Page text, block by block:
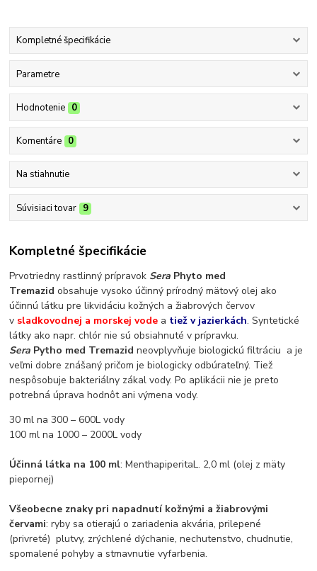
Kompletné špecifikácie
Parametre
Hodnotenie 0
Komentáre 0
Na stiahnutie
Súvisiaci tovar 9
Kompletné špecifikácie
Prvotriedny rastlinný prípravok Sera Phyto med
Tremazid obsahuje vysoko účinný prírodný mätový olej ako
účinnú látku pre likvidáciu kožných a žiabrových červov
v sladkovodnej a morskej vode a tiež v jazierkách. Syntetické
látky ako napr. chlór nie sú obsiahnuté v prípravku.
Sera Pytho med Tremazid neovplyvňuje biologickú filtráciu a je
veľmi dobre znášaný pričom je biologicky odbúrateľný. Tiež
nespôsobuje bakteriálny zákal vody. Po aplikácii nie je preto
potrebná úprava hodnôt ani výmena vody.
30 ml na 300 – 600L vody
100 ml na 1000 – 2000L vody
Účinná látka na 100 ml: MenthapiperitaL. 2,0 ml (olej z mäty
piepornej)
Všeobecne znaky pri napadnutí kožnými a žiabrovými
červami: ryby sa otierajú o zariadenia akvária, prilepené
(privreté) plutvy, zrýchlené dýchanie, nechutenstvo, chudnutie,
spomalené pohyby a stmavnutie vyfarbenia.